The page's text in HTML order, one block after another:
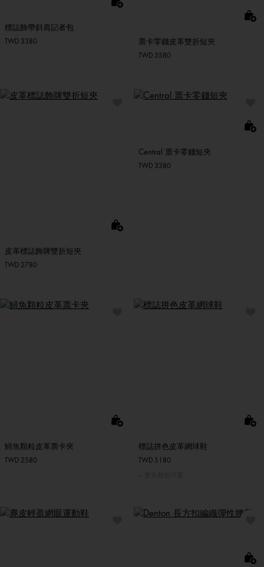
標誌飾帶斜肩記者包
TWD 3380 票卡零錢皮革雙折短夾
TWD 3580
皮革標誌飾牌雙折短夾
TWD 2780
Central 票卡零錢短夾
TWD 3380
鱘魚顆粒皮革票卡夾
TWD 2580
標誌拼色皮革網球鞋
TWD 5180